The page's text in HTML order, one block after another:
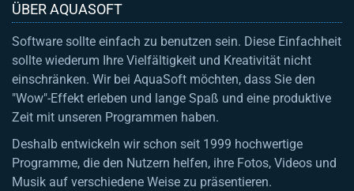
ÜBER AQUASOFT
Software sollte einfach zu benutzen sein. Diese Einfachheit
sollte wiederum Ihre Vielfältigkeit und Kreativität nicht
einschränken. Wir bei AquaSoft möchten, dass Sie den
"Wow"-Effekt erleben und lange Spaß und eine produktive
Zeit mit unseren Programmen haben.
Deshalb entwickeln wir schon seit 1999 hochwertige
Programme, die den Nutzern helfen, ihre Fotos, Videos und
Musik auf verschiedene Weise zu präsentieren.